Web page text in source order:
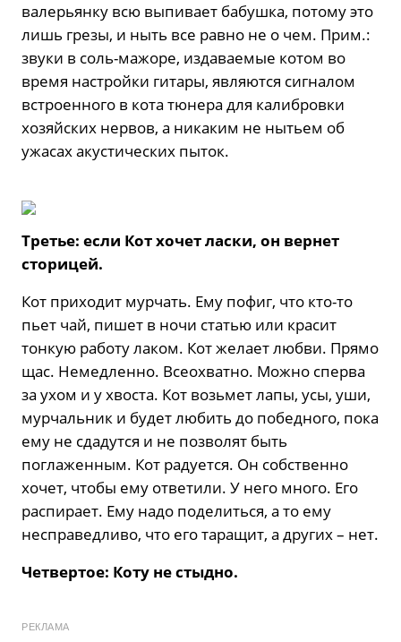
валерьянку всю выпивает бабушка, потому это
лишь грезы, и ныть все равно не о чем. Прим.:
звуки в соль-мажоре, издаваемые котом во
время настройки гитары, являются сигналом
встроенного в кота тюнера для калибровки
хозяйских нервов, а никаким не нытьем об
ужасах акустических пыток.
Третье: если Кот хочет ласки, он вернет
сторицей.
Кот приходит мурчать. Ему пофиг, что кто-то
пьет чай, пишет в ночи статью или красит
тонкую работу лаком. Кот желает любви. Прямо
щас. Немедленно. Всеохватно. Можно сперва
за ухом и у хвоста. Кот возьмет лапы, усы, уши,
мурчальник и будет любить до победного, пока
ему не сдадутся и не позволят быть
поглаженным. Кот радуется. Он собственно
хочет, чтобы ему ответили. У него много. Его
распирает. Ему надо поделиться, а то ему
несправедливо, что его таращит, а других – нет.
Четвертое: Коту не стыдно.
РЕКЛАМА